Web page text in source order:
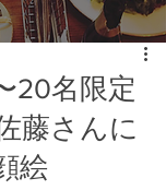
20名限定
藤さんに
絵